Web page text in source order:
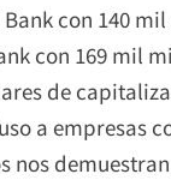
con 140
con 169 mil
de
a empresas
nos